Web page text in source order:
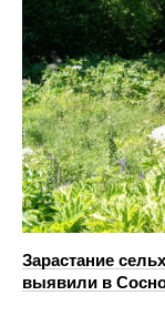
Зарастание
выявили в